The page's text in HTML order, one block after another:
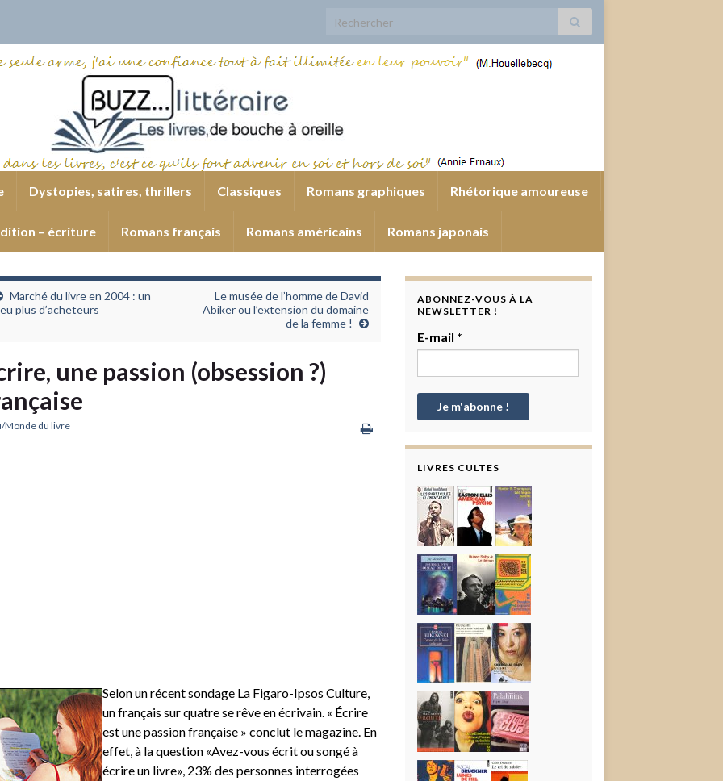
Search for:
Dystopies, satires, thrillers Classiques Romans graphiques Rhétorique amoureuse
– écriture Romans français Romans américains Romans japonais
Marché du livre en 2004 : un
plus d’acheteurs
Le musée de l’homme de David
Abiker ou l’extension du domaine
de la femme !
une passion (obsession ?)
Monde du livre
Selon un récent sondage La Figaro-Ipsos Culture,
un français sur quatre se rêve en écrivain. « Écrire
est une passion française » conclut le magazine. En
effet, à la question «Avez-vous écrit ou songé à
écrire un livre», 23% des personnes interrogées
ABONNEZ-VOUS À LA
NEWSLETTER !
E-mail *
LIVRES CULTES